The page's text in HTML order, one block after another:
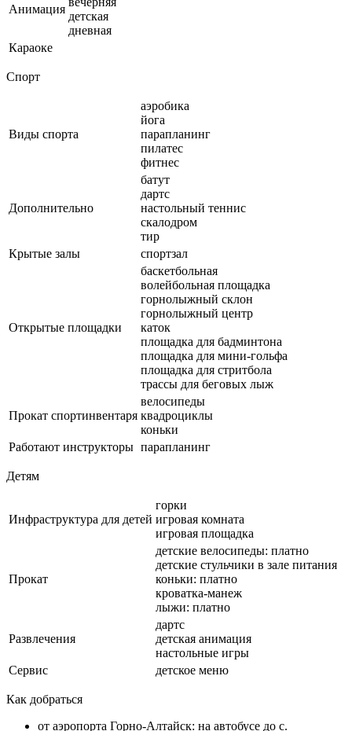
Анимация
детская
дневная
Караоке
Спорт
Виды спорта
аэробика
йога
парапланинг
пилатес
фитнес
Дополнительно
батут
дартс
настольный теннис
скалодром
тир
Крытые залы
спортзал
Открытые площадки
баскетбольная
волейбольная площадка
горнолыжный склон
горнолыжный центр
каток
площадка для бадминтона
площадка для мини-гольфа
площадка для стритбола
трассы для беговых лыж
Прокат спортинвентаря
велосипеды
квадроциклы
коньки
Работают инструкторы парапланинг
Детям
Инфраструктура для детей
горки
игровая комната
игровая площадка
Прокат
детские велосипеды: платно
детские стульчики в зале питания
коньки: платно
кроватка-манеж
лыжи: платно
Развлечения
дартс
детская анимация
настольные игры
Сервис
детское меню
Как добраться
от аэропорта Горно-Алтайск: на автобусе до с.